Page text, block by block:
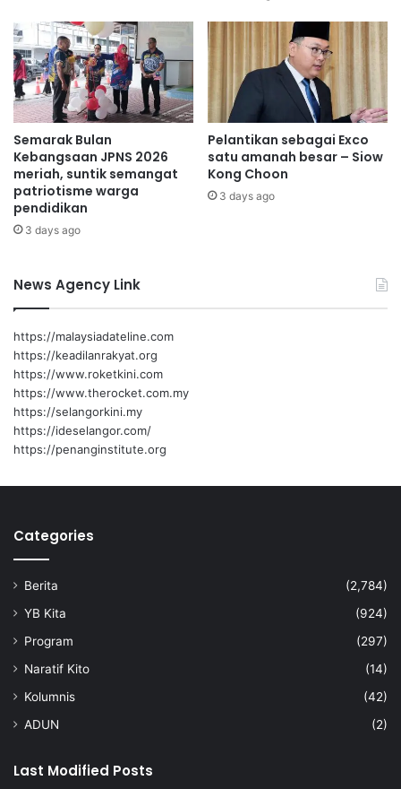
h
s
i
a
h
d
i
r
i
a
r
b
a
l
i
k
p
i
n
j
a
n
Semarak Bulan
Kebangsaan JPNS 2026
meriah, suntik semangat
patriotisme warga
pendidikan
3 days ago
Pelantikan sebagai Exco
satu amanah besar – Siow
Kong Choon
3 days ago
News Agency Link
https://malaysiadateline.com
https://keadilanrakyat.org
https://www.roketkini.com
https://www.therocket.com.my
https://selangorkini.my
https://ideselangor.com/
https://penanginstitute.org
Categories
Berita
(2,784)
YB Kita
(924)
Program
(297)
Naratif Kito
(14)
Kolumnis
(42)
ADUN
(2)
Last Modified Posts